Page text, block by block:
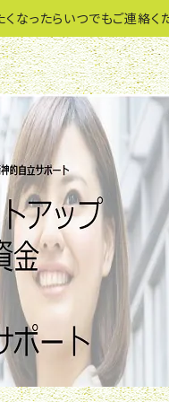
なったらいつでもご連絡く